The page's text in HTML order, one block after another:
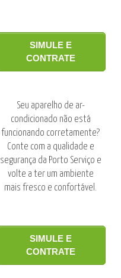
Seu aparelho de ar-
condicionado não está
funcionando corretamente?
Conte com a qualidade e
segurança da Porto Serviço e
volte a ter um ambiente
mais fresco e confortável.
SIMULE E
CONTRATE
SIMULE E
CONTRATE